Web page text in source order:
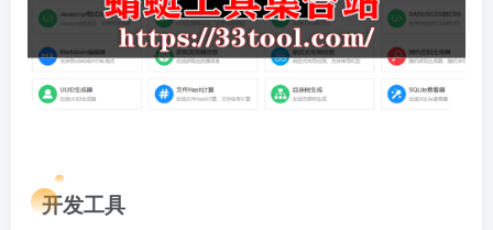
开发工具